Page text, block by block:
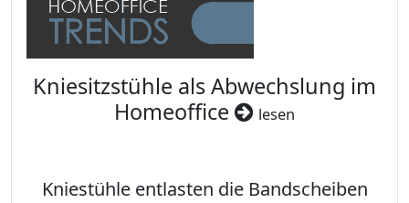
Kniesitzstühle als Abwechslung im
Homeoffice
lesen
Kniestühle entlasten die Bandscheiben